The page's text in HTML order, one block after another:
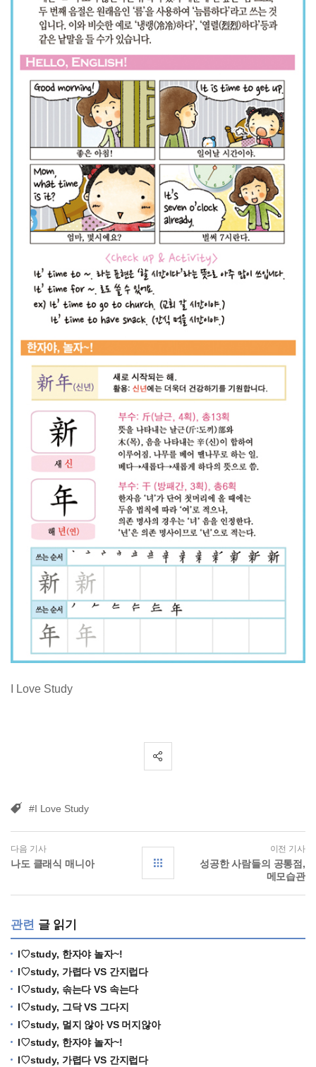
I Love Study
#I Love Study
다음 기사
나도 클래식 매니아
이전 기사
성공한 사람들의 공통점,
메모습관
관련 글 읽기
I♡study, 한자야 놀자~!
I♡study, 가렵다 VS 간지럽다
I♡study, 솎는다 VS 속는다
I♡study, 그닥 VS 그다지
I♡study, 멀지 않아 VS 머지않아
I♡study, 한자야 놀자~!
I♡study, 가렵다 VS 간지럽다